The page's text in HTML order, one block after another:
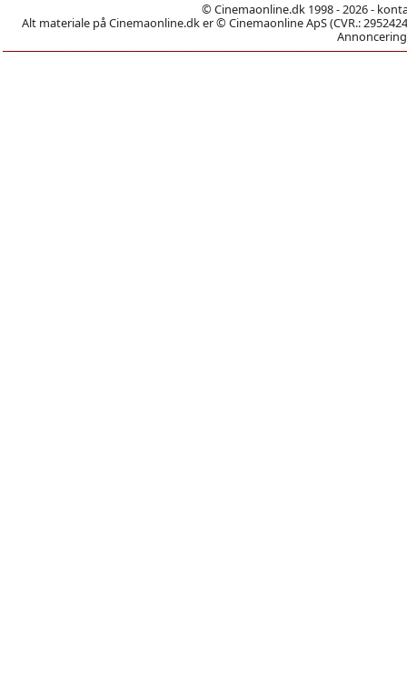
© Cinemaonline.dk 1998 - 2026 -
Alt materiale på Cinemaonline.dk er © Cinemaonline ApS (CVR.: